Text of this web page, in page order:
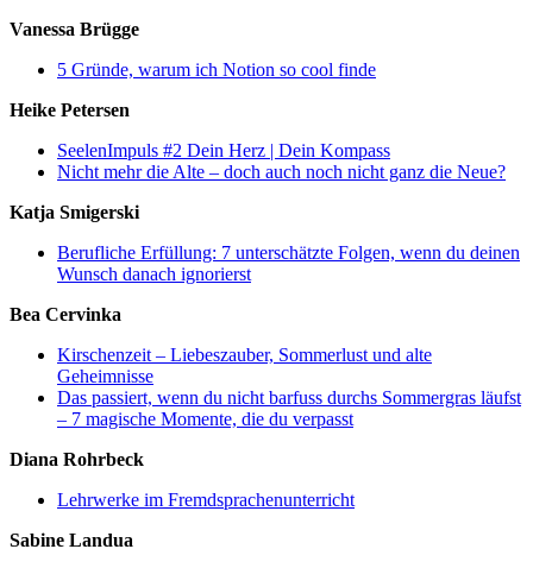
Vanessa Brügge
5 Gründe, warum ich Notion so cool finde
Heike Petersen
SeelenImpuls #2 Dein Herz | Dein Kompass
Nicht mehr die Alte – doch auch noch nicht ganz die Neue?
Katja Smigerski
Berufliche Erfüllung: 7 unterschätzte Folgen, wenn du deinen
Wunsch danach ignorierst
Bea Cervinka
Kirschenzeit – Liebeszauber, Sommerlust und alte
Geheimnisse
Das passiert, wenn du nicht barfuss durchs Sommergras läufst
– 7 magische Momente, die du verpasst
Diana Rohrbeck
Lehrwerke im Fremdsprachenunterricht
Sabine Landua